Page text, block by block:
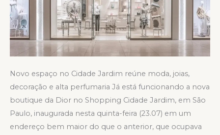
Novo espaço no Cidade Jardim reúne moda, joias,
decoração e alta perfumaria Já está funcionando a nova
boutique da Dior no Shopping Cidade Jardim, em São
Paulo, inaugurada nesta quinta-feira (23.07) em um
endereço bem maior do que o anterior, que ocupava